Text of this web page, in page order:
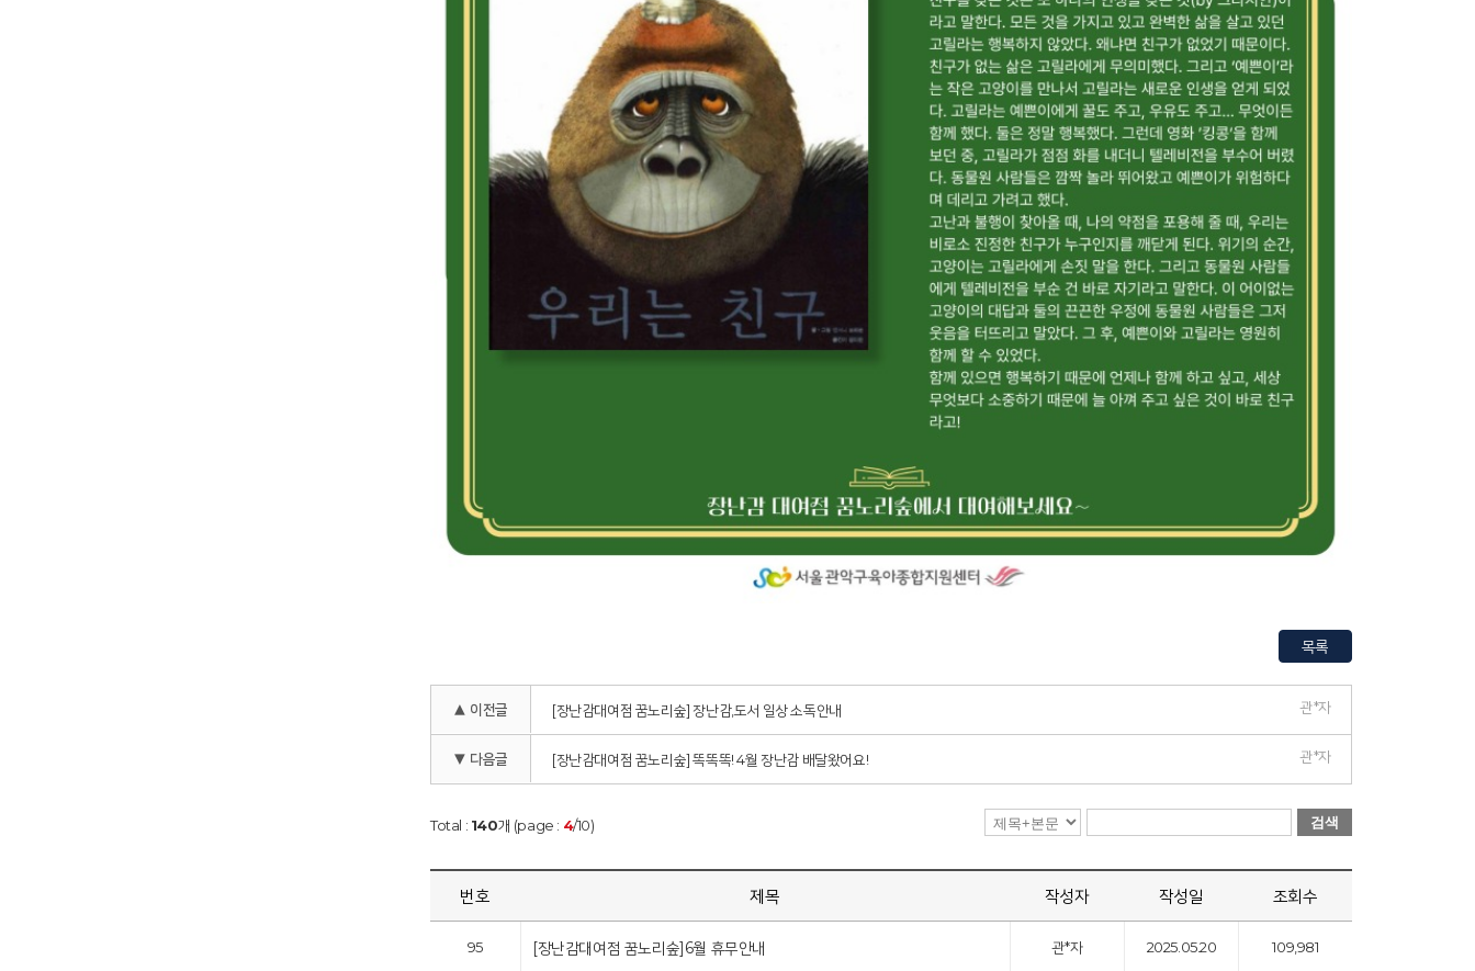
목록
▲ 이전글 [장난감대여점 꿈노리숲] 장난감,도서 일상 소독안내 관*자
▼ 다음글 [장난감대여점 꿈노리숲] 똑똑똑! 4월 장난감 배달왔어요! 관*자
Total : 140개 (page : 4/10) 검색
번호 제목 작성자 작성일 조회수
95 [장난감대여점 꿈노리숲]6월 휴무안내 관*자 2025.05.20 109,981